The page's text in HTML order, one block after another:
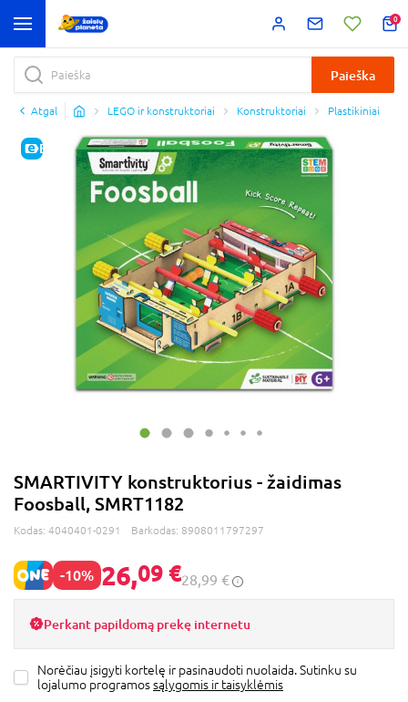
0
Paieška
Atgal LEGO ir konstruktoriai Konstruktoriai Plastikiniai
E-KAINA
SMARTIVITY konstruktorius - žaidimas
Foosball, SMRT1182
Kodas: 4040401-0291 Barkodas: 8908011797297
-10% 26,09 €28,99 €
Perkant papildomą prekę internetu
Norėčiau įsigyti kortelę ir pasinaudoti nuolaida. Sutinku su
lojalumo programossąlygomis ir taisyklėmis